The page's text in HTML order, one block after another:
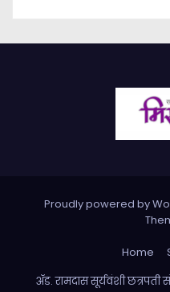
Proudly powered by
Home
ॲड. रामदास सूर्यवंशी छत्रपती